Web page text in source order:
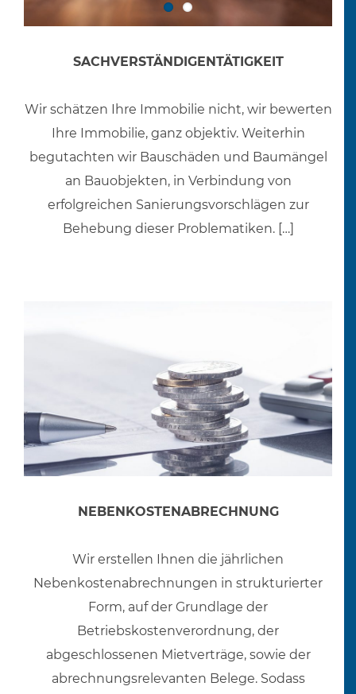
SACHVERSTÄNDIGENTÄTIGKEIT
Wir schätzen Ihre Immobilie nicht, wir bewerten
Ihre Immobilie, ganz objektiv. Weiterhin
begutachten wir Bauschäden und Baumängel
an Bauobjekten, in Verbindung von
erfolgreichen Sanierungsvorschlägen zur
Behebung dieser Problematiken. […]
NEBENKOSTENABRECHNUNG
Wir erstellen Ihnen die jährlichen
Nebenkostenabrechnungen in strukturierter
Form, auf der Grundlage der
Betriebskostenverordnung, der
abgeschlossenen Mietverträge, sowie der
abrechnungsrelevanten Belege. Sodass